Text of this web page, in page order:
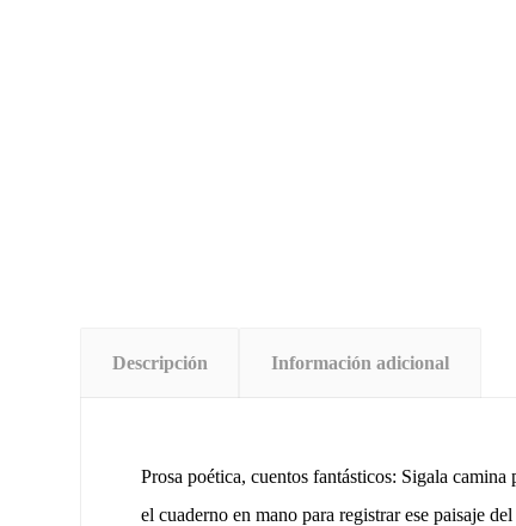
Descripción Información adicional
Prosa poética, cuentos fantásticos: Sigala
el cuaderno en mano para registrar ese paisaje